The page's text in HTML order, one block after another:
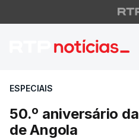
50.º
ESPECIAIS
50.º aniversário
de Angola